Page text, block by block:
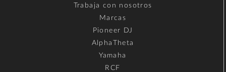
Trabaja con nosotros
Marcas
Pioneer DJ
AlphaTheta
Yamaha
RCF